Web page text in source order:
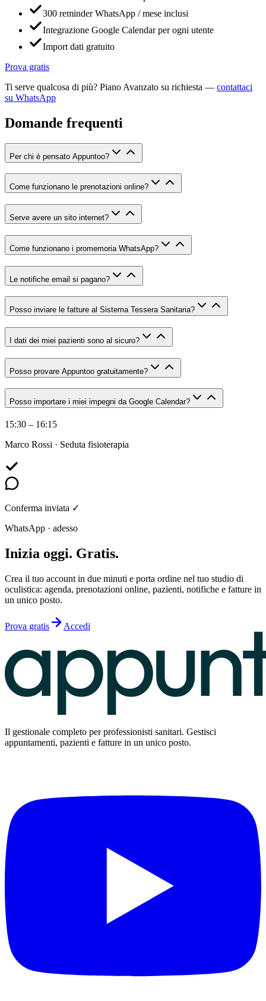
300 reminder WhatsApp / mese inclusi
Integrazione Google Calendar per ogni utente
Import dati gratuito
Prova gratis
Ti serve qualcosa di più? Piano Avanzato su richiesta — contattaci
su WhatsApp
Domande frequenti
Per chi è pensato Appuntoo?
Come funzionano le prenotazioni online?
Serve avere un sito internet?
Come funzionano i promemoria WhatsApp?
Le notifiche email si pagano?
Posso inviare le fatture al Sistema Tessera Sanitaria?
I dati dei miei pazienti sono al sicuro?
Posso provare Appuntoo gratuitamente?
Posso importare i miei impegni da Google Calendar?
15:30 – 16:15
Marco Rossi · Seduta fisioterapia
Conferma inviata ✓
WhatsApp · adesso
Inizia oggi. Gratis.
Crea il tuo account in due minuti e porta ordine nel tuo studio di
oculistica: agenda, prenotazioni online, pazienti, notifiche e fatture in
un unico posto.
Prova gratis Accedi
Il gestionale completo per professionisti sanitari. Gestisci
appuntamenti, pazienti e fatture in un unico posto.